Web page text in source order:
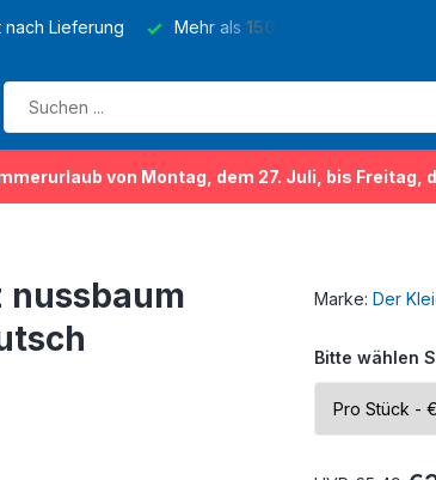
Lieferung Mehr als 150 Sorten
von Montag, dem 27. Juli, bis Freitag,
nussbaum
Marke: Der
Bitte wählen